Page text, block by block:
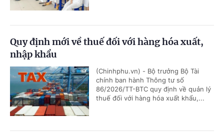
Quy định mới về thuế đối với hàng hóa xuất,
nhập khẩu
(Chinhphu.vn) - Bộ trưởng Bộ Tài
chính ban hành Thông tư số
86/2026/TT-BTC quy định về quản lý
thuế đối với hàng hóa xuất khẩu,...